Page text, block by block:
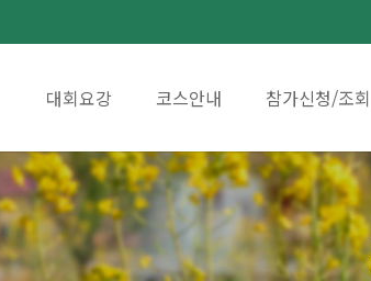
대회요강 코스안내 참가신청/조회